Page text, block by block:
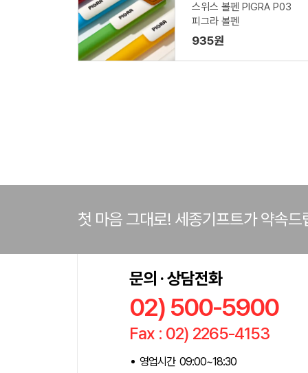
스위스 볼펜 PIGRA P03
피그라 볼펜
935원
첫 마음 그대로! 세종기프트가 약속드
문의 · 상담전화
02) 500-5900
Fax : 02) 2265-4153
영업시간 09:00~18:30